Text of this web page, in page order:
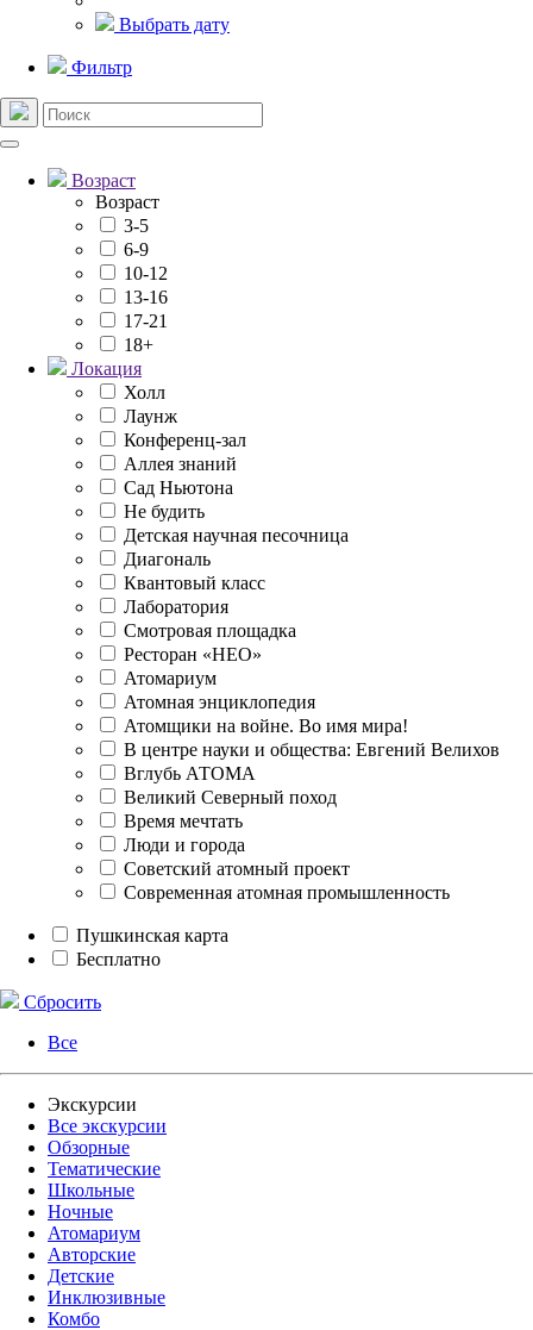
Выбрать дату
Фильтр
Возраст
Возраст
3-5
6-9
10-12
13-16
17-21
18+
Локация
Холл
Лаунж
Конференц-зал
Аллея знаний
Сад Ньютона
Не будить
Детская научная песочница
Диагональ
Квантовый класс
Лаборатория
Смотровая площадка
Ресторан «НЕО»
Атомариум
Атомная энциклопедия
Атомщики на войне. Во имя мира!
В центре науки и общества: Евгений Велихов
Вглубь АТОМА
Великий Северный поход
Время мечтать
Люди и города
Советский атомный проект
Современная атомная промышленность
Пушкинская карта
Бесплатно
Сбросить
Все
Экскурсии
Все экскурсии
Обзорные
Тематические
Школьные
Ночные
Атомариум
Авторские
Детские
Инклюзивные
Комбо